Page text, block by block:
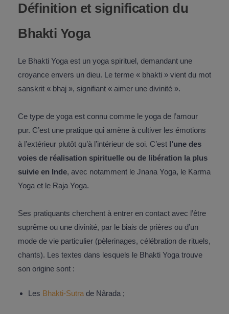
Définition et signification du
Bhakti Yoga
Le Bhakti Yoga est un yoga spirituel, demandant une
croyance envers un dieu. Le terme « bhakti » vient du mot
sanskrit « bhaj », signifiant « aimer une divinité ».
Ce type de yoga est connu comme le yoga de l’amour
pur. C’est une pratique qui amène à cultiver les émotions
à l’extérieur plutôt qu’à l’intérieur de soi. C’est l’une des
voies de réalisation spirituelle ou de libération la plus
suivie en Inde, avec notamment le Jnana Yoga, le Karma
Yoga et le Raja Yoga.
Ses pratiquants cherchent à entrer en contact avec l’être
suprême ou une divinité, par le biais de prières ou d’un
mode de vie particulier (pèlerinages, célébration de rituels,
chants). Les textes dans lesquels le Bhakti Yoga trouve
son origine sont :
Les Bhakti-Sutra de Nârada ;